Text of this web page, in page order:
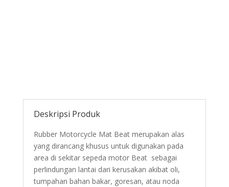
Deskripsi Produk
Rubber Motorcycle Mat Beat merupakan alas
yang dirancang khusus untuk digunakan pada
area di sekitar sepeda motor Beat sebagai
perlindungan lantai dari kerusakan akibat oli,
tumpahan bahan bakar, goresan, atau noda